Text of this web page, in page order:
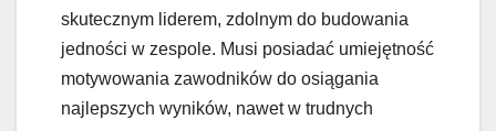
skutecznym liderem, zdolnym do budowania
jedności w zespole. Musi posiadać umiejętność
motywowania zawodników do osiągania
najlepszych wyników, nawet w trudnych